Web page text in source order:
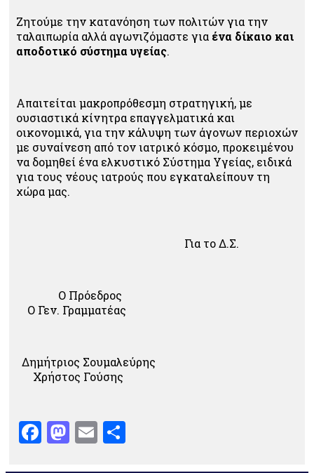
Ζητούμε την κατανόηση των πολιτών για την
ταλαιπωρία αλλά αγωνιζόμαστε για ένα δίκαιο και
αποδοτικό σύστημα υγείας.
Απαιτείται μακροπρόθεσμη στρατηγική, με
ουσιαστικά κίνητρα επαγγελματικά και
οικονομικά, για την κάλυψη των άγονων περιοχών
με συναίνεση από τον ιατρικό κόσμο, προκειμένου
να δομηθεί ένα ελκυστικό Σύστημα Υγείας, ειδικά
για τους νέους ιατρούς που εγκαταλείπουν τη
χώρα μας.
Για το Δ.Σ.
Ο Πρόεδρος
Ο Γεν. Γραμματέας
Δημήτριος Σουμαλεύρης
Χρήστος Γούσης
Facebook
Mastodon
Email